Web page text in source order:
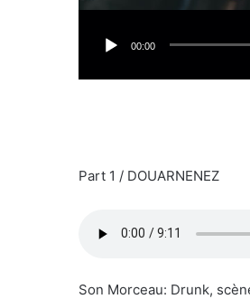
00:00
Part 1 / DOUARNENEZ
Son Morceau: Drunk,